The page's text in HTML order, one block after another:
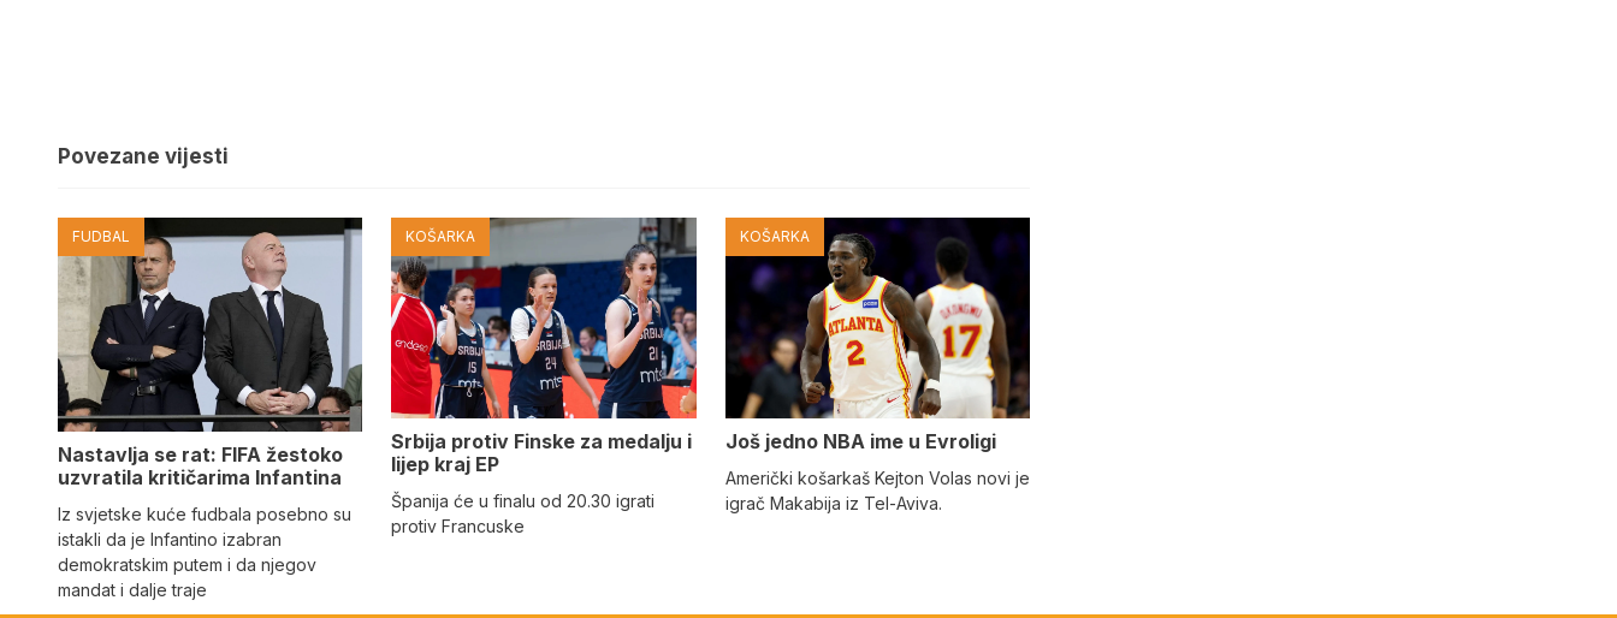
Povezane vijesti
FUDBAL
Nastavlja se rat: FIFA žestoko
uzvratila kritičarima Infantina
Iz svjetske kuće fudbala posebno su
istakli da je Infantino izabran
demokratskim putem i da njegov
mandat i dalje traje
KOŠARKA
Srbija protiv Finske za medalju i
lijep kraj EP
Španija će u finalu od 20.30 igrati
protiv Francuske
KOŠARKA
Još jedno NBA ime u Evroligi
Američki košarkaš Kejton Volas novi je
igrač Makabija iz Tel-Aviva.